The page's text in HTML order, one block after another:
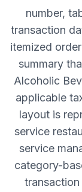
number,
transaction
itemized
summary
Alcoholic
applicable
layout is
service
service
category-